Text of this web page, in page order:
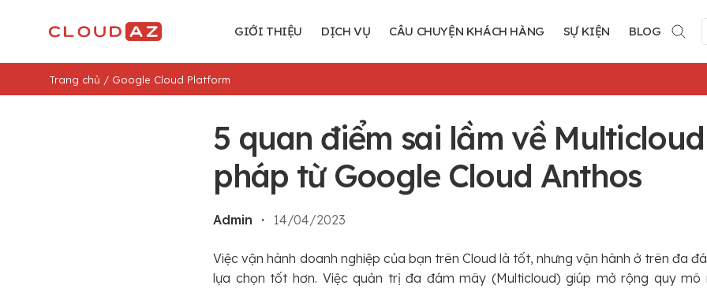
GIỚI THIỆU DỊCH VỤ CÂU CHUYỆN KHÁCH HÀNG SỰ KIỆN BLOG
Trang chủ / Google Cloud Platform
5 quan điểm sai lầm về
pháp từ Google Cloud Anthos
Admin ・ 14/04/2023
Việc vận hành doanh nghiệp của bạn trên Cloud là tốt, nhưng vận hành ở trên đa
lựa chọn tốt hơn. Việc quản trị đa đám mây (Multicloud) giúp mở rộng quy mô